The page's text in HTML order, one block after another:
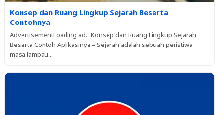
Konsep dan Ruang Lingkup Sejarah Beserta
Contohnya
AdvertisementLoading ad…Konsep dan Ruang Lingkup Sejarah
Beserta Contoh Aplikasinya – Sejarah adalah sebuah peristiwa
masa lampau...